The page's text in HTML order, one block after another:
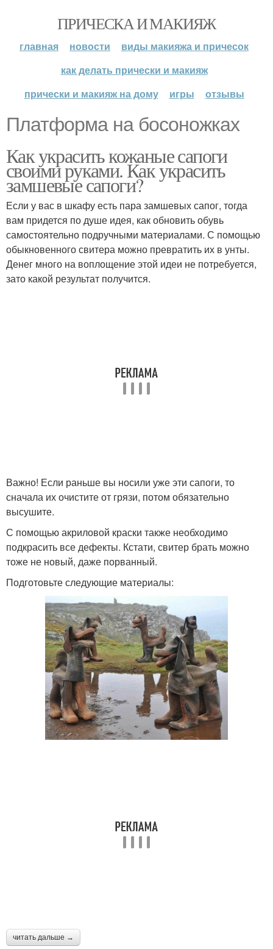
ПРИЧЕСКА И МАКИЯЖ
главная новости
виды макияжа и причесок
как делать прически и макияж
прически и макияж на дому
игры отзывы
Платформа на босоножках
Как украсить кожаные сапоги
своими руками. Как украсить
замшевые сапоги?
Если у вас в шкафу есть пара замшевых сапог, тогда
вам придется по душе идея, как обновить обувь
самостоятельно подручными материалами. С помощью
обыкновенного свитера можно превратить их в унты.
Денег много на воплощение этой идеи не потребуется,
зато какой результат получится.
Важно! Если раньше вы носили уже эти сапоги, то
сначала их очистите от грязи, потом обязательно
высушите.
С помощью акриловой краски также необходимо
подкрасить все дефекты. Кстати, свитер брать можно
тоже не новый, даже порванный.
Подготовьте следующие материалы:
читать дальше →